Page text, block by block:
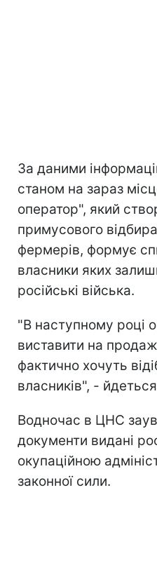
За даними
станом на зараз
оператор", який
примусового
фермерів, формує
власники яких
російські війська.
"В наступному році
виставити на продаж
фактично хочуть
власників", -
Водночас в ЦНС
документи видані
окупаційною
законної сили.